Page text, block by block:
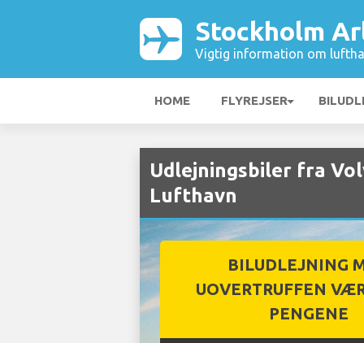
Stockholm
Vigtig information om
HOME FLYREJSER
Udlejningsbiler fra
Lufthavn
BILUDLEJNING
UOVERTRUFFEN
PENGENE